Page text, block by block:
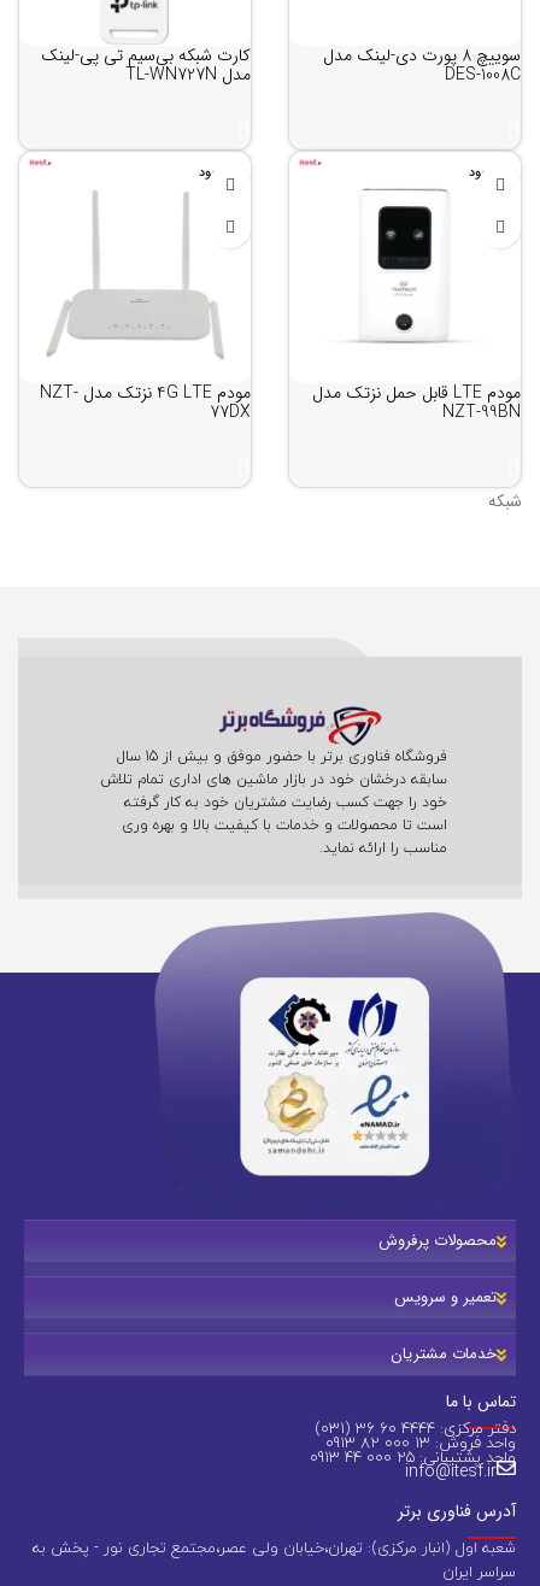
سوییچ 8 پورت دی-لینک مدل
DES-1008C
کارت شبکه بی‌سیم تی پی-لینک
مدل TL-WN727N
ناموجود
مودم LTE قابل حمل نزتک مدل
NZT-99BN
ناموجود
مودم 4G LTE نزتک مدل NZT-
77DX
شبکه
فروشگاه فناوری برتر با حضور موفق و بیش از 15 سال
سابقه درخشان خود در بازار ماشین های اداری تمام تلاش
خود را جهت کسب رضایت مشتریان خود به کار گرفته
است تا محصولات و خدمات با کیفیت بالا و بهره وری
مناسب را ارائه نماید.
محصولات پرفروش
تعمیر و سرویس
خدمات مشتریان
تماس با ما
دفتر مرکزی: 4444 60 36 (031)
واحد فروش: 13 000 82 0913
واحد پشتیبانی: 25 000 44 0913
info@itesf.ir
آدرس فناوری برتر
شعبه اول (انبار مرکزی): تهران،خیابان ولی عصر،مجتمع تجاری نور - پخش به
سراسر ایران